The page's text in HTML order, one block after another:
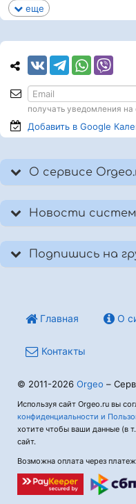
еще
получать уведомления на
Добавить в Google
О сервисе
Новости
Подпишись на
Главная О
Контакты
© 2011-2026 Orgeo –
Используя сайт Orgeo.ru вы
конфиденциальности и
хотите чтобы ваши данные (в
сайт.
Возможна оплата через